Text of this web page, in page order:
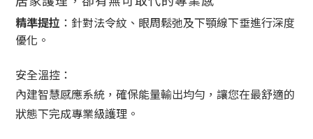
精準提拉 ： 針對法令紋、眼周鬆弛及下顎線下垂進行深度
優化。
安全溫控 ：
內建智慧感應系統，確保能量輸出均勻，讓您在最舒適的
狀態下完成專業級護理。